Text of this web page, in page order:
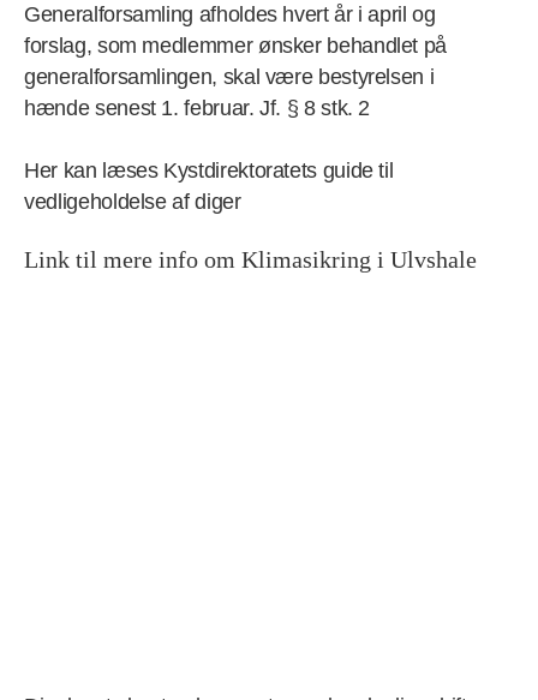
Generalforsamling afholdes hvert år i april og
forslag, som medlemmer ønsker behandlet på
generalforsamlingen, skal være bestyrelsen i
hænde senest 1. februar. Jf. § 8 stk. 2
Her kan læses Kystdirektoratets guide til
vedligeholdelse af diger
Link til mere info om Klimasikring i Ulvshale